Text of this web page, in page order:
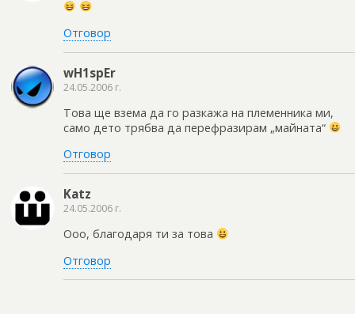
Отговор
wH1spEr
24.05.2006 г.
Това ще взема да го разкажа на племенника ми,
само дето трябва да перефразирам „майната“
Отговор
Katz
24.05.2006 г.
Ооо, благодаря ти за това
Отговор